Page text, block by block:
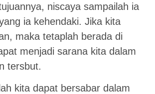
niscaya sampailah ia
ia kehendaki. Jika kita
maka tetaplah berada di
menjadi sarana kita dalam
tersbut.
kita dapat bersabar dalam